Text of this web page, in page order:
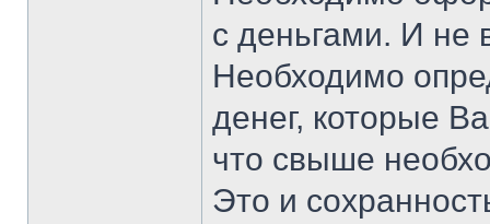
с деньгами. И не
Необходимо
денег, которые
что свыше
Это и